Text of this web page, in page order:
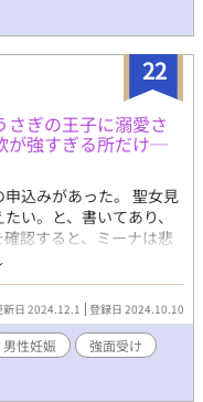
です。 😘エロ濃厚で
22
ぎの王子に溺愛さ
が強すぎる所だけ─
込みがあった。 聖女見
い。と、書いてあり、
認すると、ミーナは悲
カレ王国のアンヌ王子
子は、人の前に現れない
殺し、好んで食す。と
娘を預けられない。しか
もあり財力があり、魔
は間違いが無かった。
ある─ガードを送り込
新日 2024.12.1 登録日 2024.10.10
男性妊娠
強面受け